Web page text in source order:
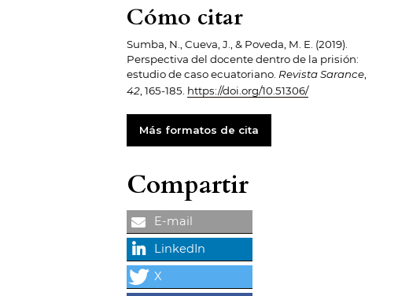
Cómo citar
Sumba, N., Cueva, J., & Poveda, M. E. (2019).
Perspectiva del docente dentro de la prisión:
estudio de caso ecuatoriano. Revista Sarance
42 , 165-185. https://doi.org/10.51306/
Más formatos de cita
Compartir